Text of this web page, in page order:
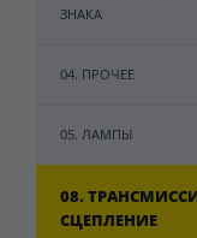
ЗНАКА
04. ПРОЧЕЕ
05. ЛАМПЫ
08.
СЦЕПЛЕНИЕ